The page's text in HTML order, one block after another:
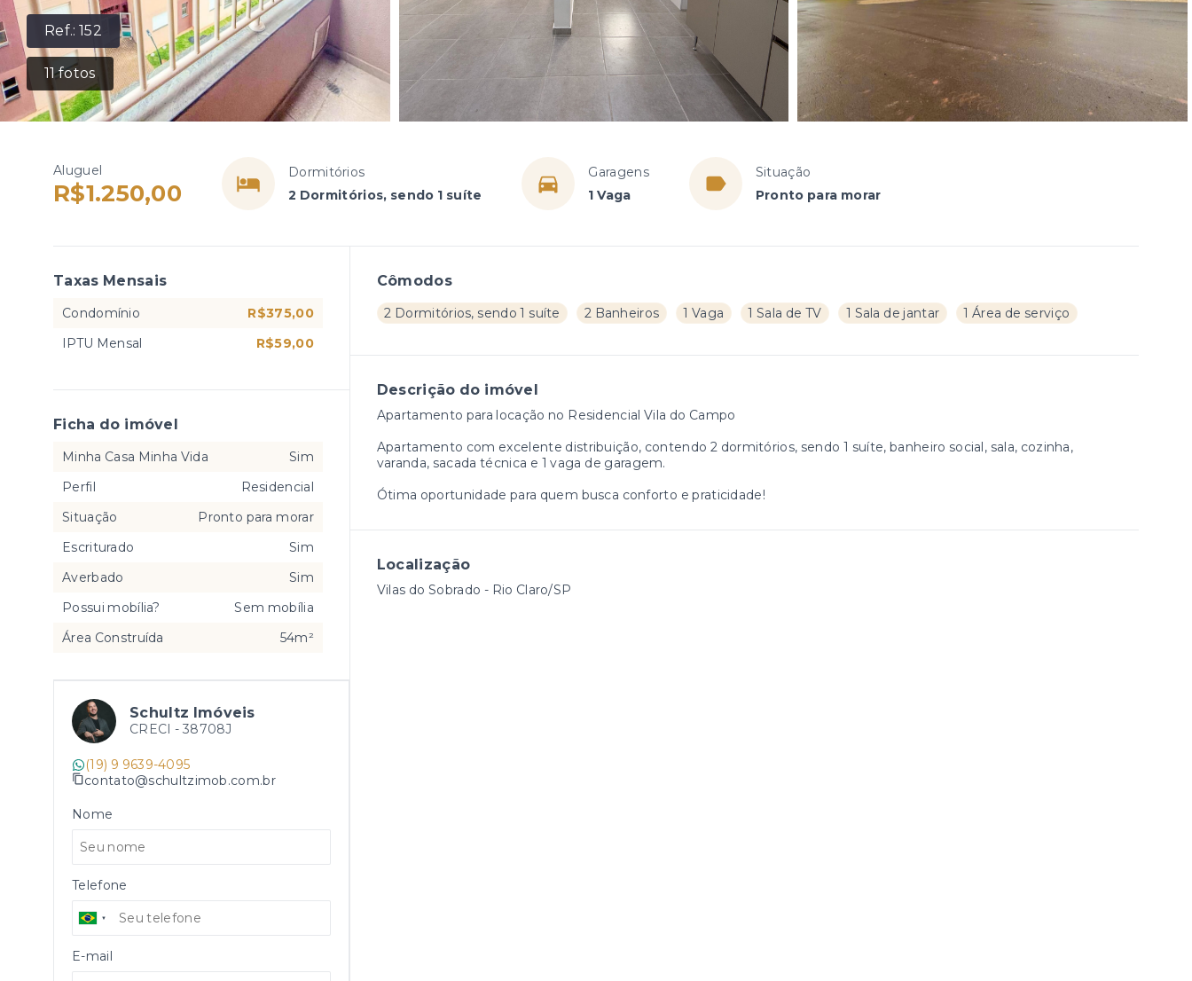
Ref.:152
11fotos
Aluguel
R$1.250,00
Dormitórios
2 Dormitórios, sendo 1 suíte
Garagens
1 Vaga
Situação
Pronto para morar
Cômodos
2 Dormitórios, sendo 1 suíte 2 Banheiros 1 Vaga 1 Sala de TV 1 Sala de jantar 1 Área de serviço
Descrição do imóvel
Apartamento para locação no Residencial Vila do Campo
Apartamento com excelente distribuição, contendo 2 dormitórios, sendo 1 suíte, banheiro social, sala, cozinha,
varanda, sacada técnica e 1 vaga de garagem.
Ótima oportunidade para quem busca conforto e praticidade!
Localização
Vilas do Sobrado - Rio Claro/SP
Taxas Mensais
Condomínio
R$375,00
IPTU Mensal
R$59,00
Ficha do imóvel
Minha Casa Minha Vida
Sim
Perfil
Residencial
Situação
Pronto para morar
Escriturado
Sim
Averbado
Sim
Possui mobília?
Sem mobília
Área Construída
54m²
Schultz Imóveis
CRECI - 38708J
(19) 9 9639-4095
contato@schultzimob.com.br
Nome
Telefone
E-mail